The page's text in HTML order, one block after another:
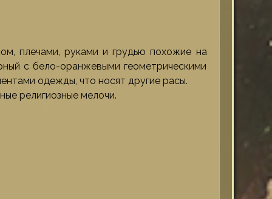
плечами, руками и грудью похожие на
с бело-оранжевыми геометрическими
одежды, что носят другие расы.
религиозные мелочи.